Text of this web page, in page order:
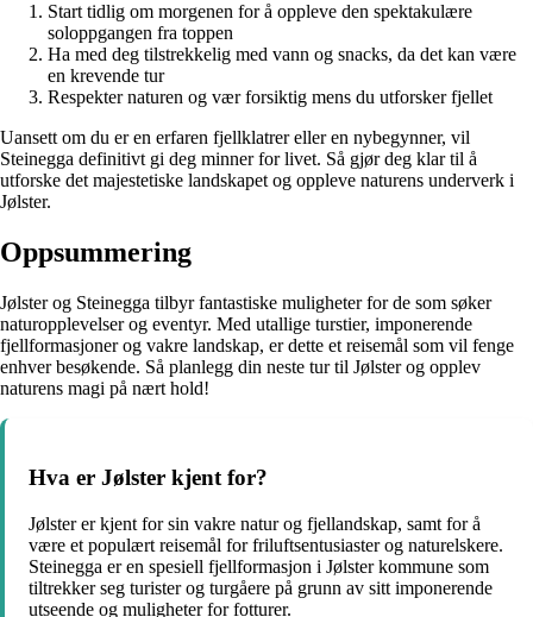
Start tidlig om morgenen for å oppleve den spektakulære
soloppgangen fra toppen
Ha med deg tilstrekkelig med vann og snacks, da det kan være
en krevende tur
Respekter naturen og vær forsiktig mens du utforsker fjellet
Uansett om du er en erfaren fjellklatrer eller en nybegynner, vil
Steinegga definitivt gi deg minner for livet. Så gjør deg klar til å
utforske det majestetiske landskapet og oppleve naturens underverk i
Jølster.
Oppsummering
Jølster og Steinegga tilbyr fantastiske muligheter for de som søker
naturopplevelser og eventyr. Med utallige turstier, imponerende
fjellformasjoner og vakre landskap, er dette et reisemål som vil fenge
enhver besøkende. Så planlegg din neste tur til Jølster og opplev
naturens magi på nært hold!
Hva er Jølster kjent for?
Jølster er kjent for sin vakre natur og fjellandskap, samt for å
være et populært reisemål for friluftsentusiaster og naturelskere.
Steinegga er en spesiell fjellformasjon i Jølster kommune som
tiltrekker seg turister og turgåere på grunn av sitt imponerende
utseende og muligheter for fotturer.